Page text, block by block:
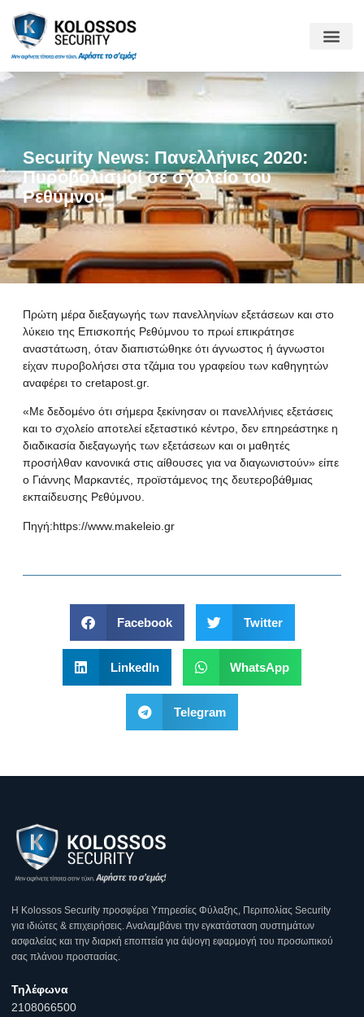
Security News: Πανελλήνιες 2020:
Πυροβολισμοί σε σχολείο του
Ρεθύμνου
Πρώτη μέρα διεξαγωγής των πανελληνίων εξετάσεων και στο
λύκειο της Επισκοπής Ρεθύμνου το πρωί επικράτησε
αναστάτωση, όταν διαπιστώθηκε ότι άγνωστος ή άγνωστοι
είχαν πυροβολήσει στα τζάμια του γραφείου των καθηγητών
αναφέρει το cretapost.gr.
«Με δεδομένο ότι σήμερα ξεκίνησαν οι πανελλήνιες εξετάσεις
και το σχολείο αποτελεί εξεταστικό κέντρο, δεν επηρεάστηκε η
διαδικασία διεξαγωγής των εξετάσεων και οι μαθητές
προσήλθαν κανονικά στις αίθουσες για να διαγωνιστούν» είπε
ο Γιάννης Μαρκαντές, προϊστάμενος της δευτεροβάθμιας
εκπαίδευσης Ρεθύμνου.
Πηγή:https://www.makeleio.gr
Facebook Twitter
LinkedIn WhatsApp
Telegram
Η Κοlossos Security προσφέρει Υπηρεσίες Φύλαξης, Περιπολίας Security
για ιδιώτες & επιχειρήσεις. Αναλαμβάνει την εγκατάσταση συστημάτων
ασφαλείας και την διαρκή εποπτεία για άψογη εφαρμογή του προσωπικού
σας πλάνου προστασίας.
Τηλέφωνα
2108066500